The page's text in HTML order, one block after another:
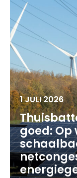
1 JULI 2026
goed: Op